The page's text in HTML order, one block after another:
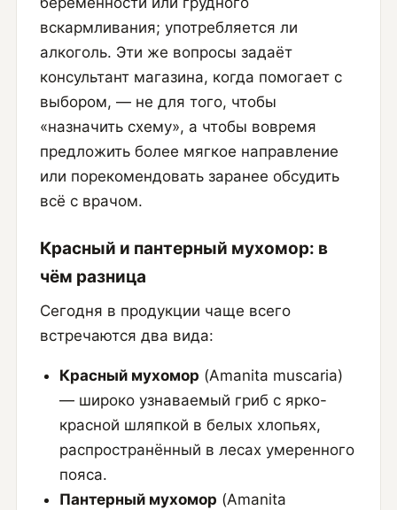
вскармливания; употребляется ли
алкоголь. Эти же вопросы задаёт
консультант магазина, когда помогает с
выбором, — не для того, чтобы
«назначить схему», а чтобы вовремя
предложить более мягкое направление
или порекомендовать заранее обсудить
всё с врачом.
Красный и пантерный мухомор: в
чём разница
Сегодня в продукции чаще всего
встречаются два вида:
Красный мухомор (Amanita muscaria)
— широко узнаваемый гриб с ярко-
красной шляпкой в белых хлопьях,
распространённый в лесах умеренного
пояса.
Пантерный мухомор (Amanita